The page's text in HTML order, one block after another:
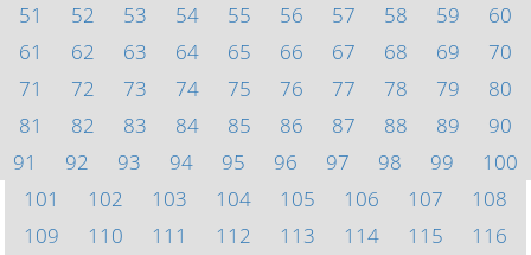
51
52 53 54 55 56 57 58 59
60
61
62 63 64 65 66 67 68 69
70
71
72 73 74 75 76 77 78 79
80
81
82 83 84 85 86 87 88 89
90
91
92 93 94 95 96 97 98 99
100
101
102 103 104 105 106 107
108
109
110 111 112 113 114 115
116